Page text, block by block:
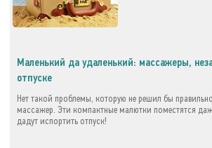
Маленький да удаленький: массажеры,
отпуске
Нет такой проблемы, которую не решил бы
массажер. Эти компактные малютки поместятся
дадут испортить отпуск!